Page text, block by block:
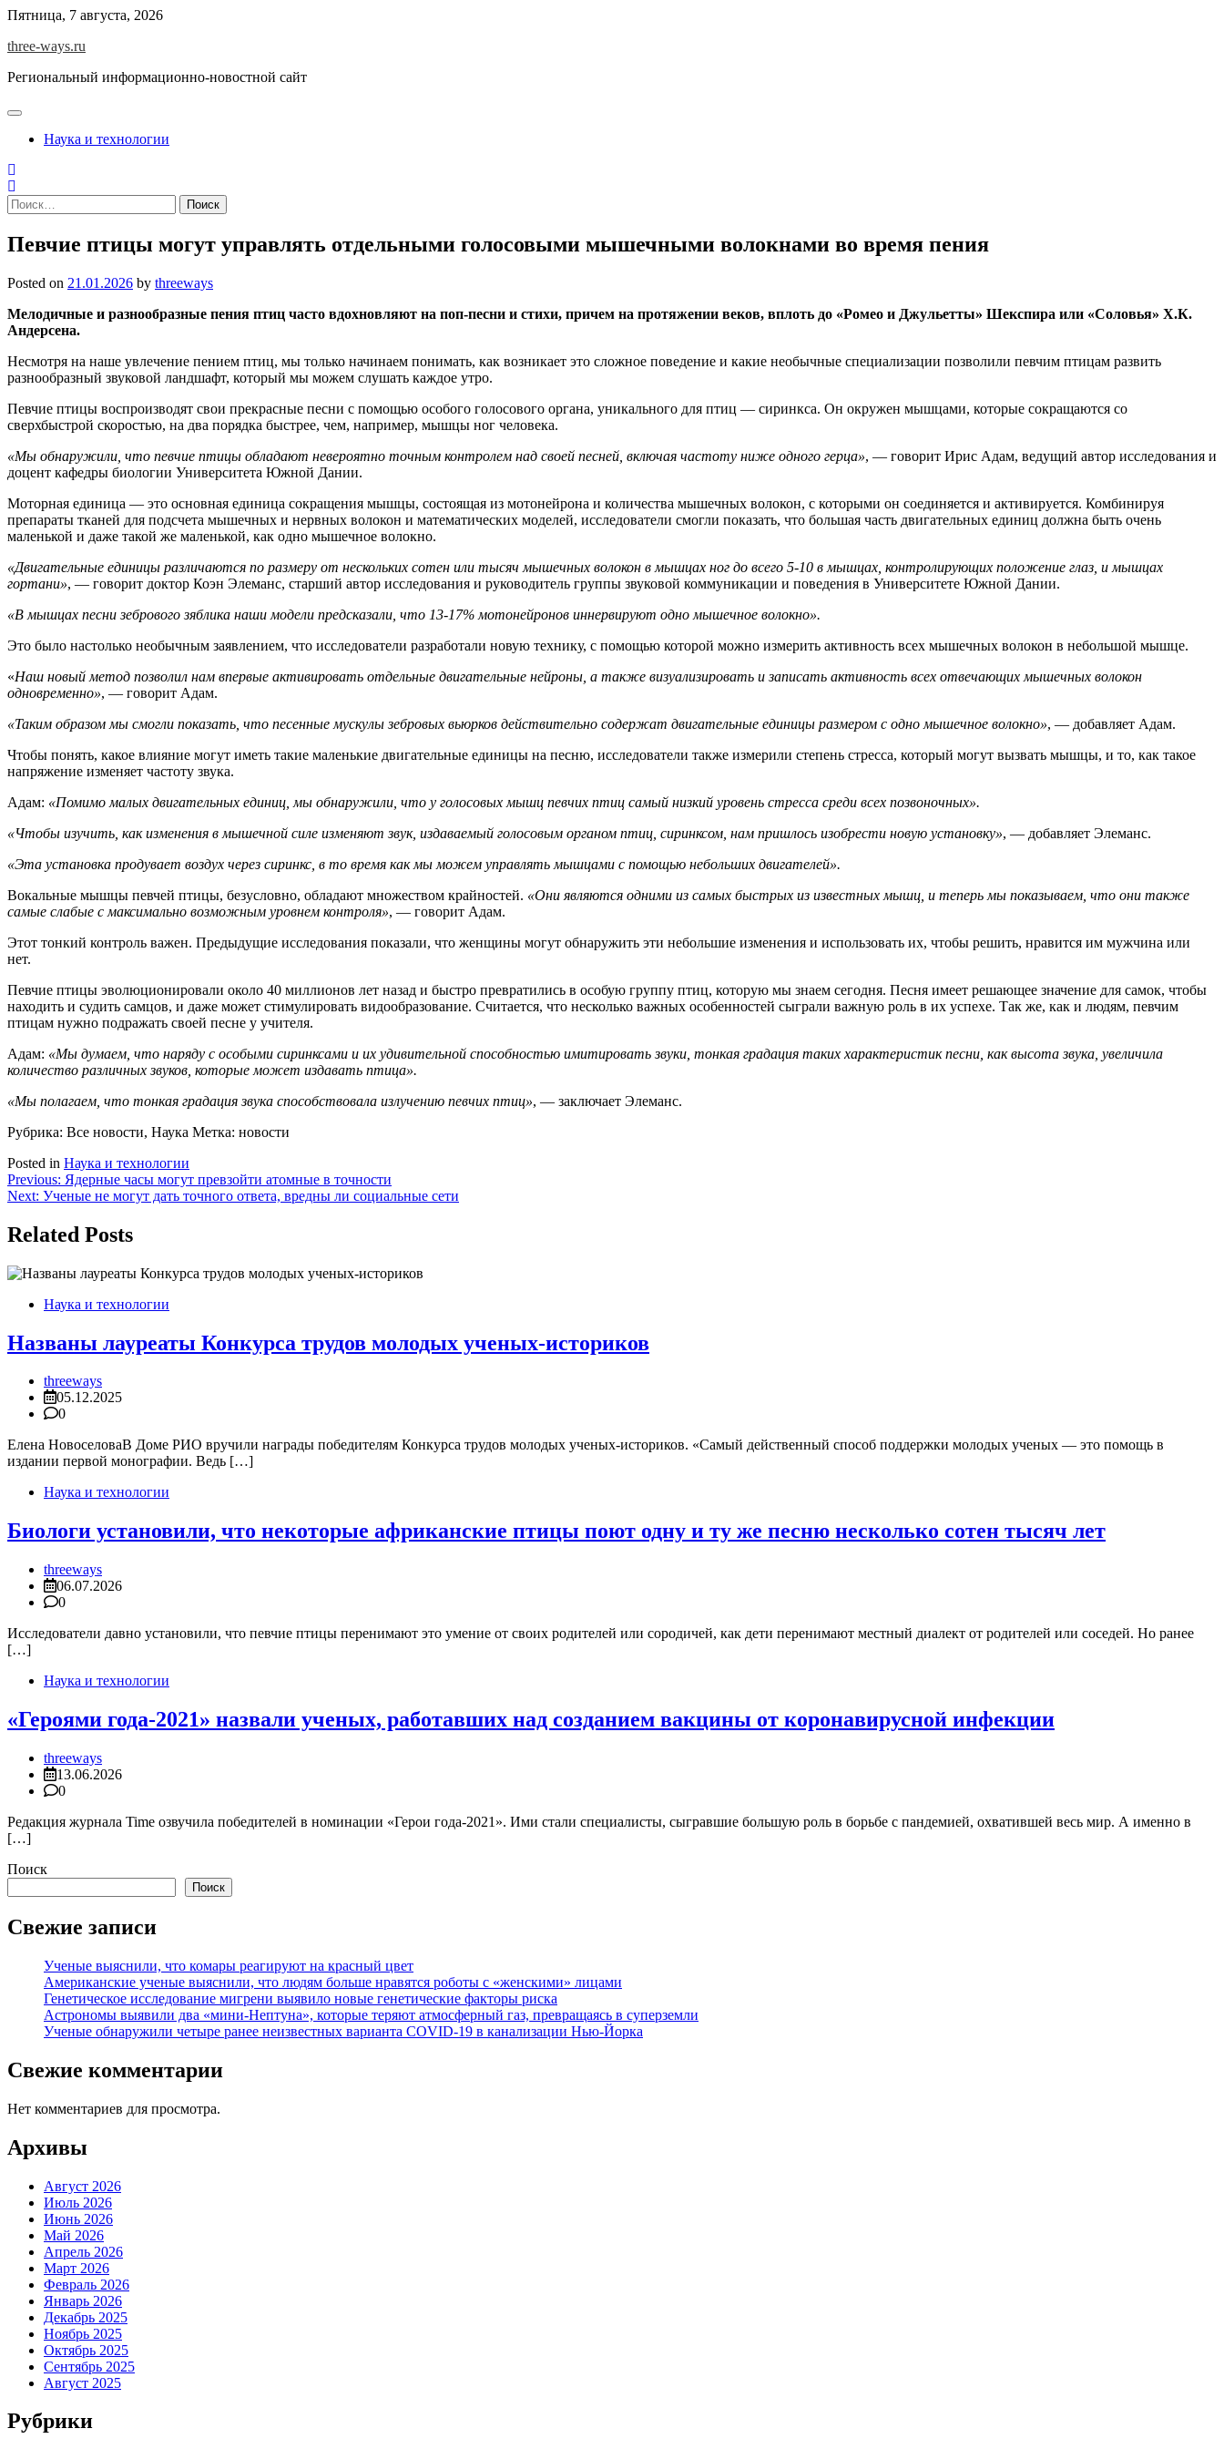
Skip
content
Пятница, 7 августа, 2026
three-ways.ru
Региональный информационно-новостной сайт
Наука и технологии
Найти:
Певчие птицы могут управлять отдельными голосовыми мышечными волокнами во время пения
Posted on 21.01.2026 by threeways
Мелодичные и разнообразные пения птиц часто вдохновляют на поп-песни и стихи, причем на протяжении веков, вплоть до «Ромео и Джульетты» Шекспира или «Соловья» Х.К.
Андерсена.
Несмотря на наше увлечение пением птиц, мы только начинаем понимать, как возникает это сложное поведение и какие необычные специализации позволили певчим птицам развить
разнообразный звуковой ландшафт, который мы можем слушать каждое утро.
Певчие птицы воспроизводят свои прекрасные песни с помощью особого голосового органа, уникального для птиц — сиринкса. Он окружен мышцами, которые сокращаются со
сверхбыстрой скоростью, на два порядка быстрее, чем, например, мышцы ног человека.
«Мы обнаружили, что певчие птицы обладают невероятно точным контролем над своей песней, включая частоту ниже одного герца», — говорит Ирис Адам, ведущий автор исследования и
доцент кафедры биологии Университета Южной Дании.
Моторная единица — это основная единица сокращения мышцы, состоящая из мотонейрона и количества мышечных волокон, с которыми он соединяется и активируется. Комбинируя
препараты тканей для подсчета мышечных и нервных волокон и математических моделей, исследователи смогли показать, что большая часть двигательных единиц должна быть очень
маленькой и даже такой же маленькой, как одно мышечное волокно.
«Двигательные единицы различаются по размеру от нескольких сотен или тысяч мышечных волокон в мышцах ног до всего 5-10 в мышцах, контролирующих положение глаз, и мышцах
гортани», — говорит доктор Коэн Элеманс, старший автор исследования и руководитель группы звуковой коммуникации и поведения в Университете Южной Дании.
«В мышцах песни зебрового зяблика наши модели предсказали, что 13-17% мотонейронов иннервируют одно мышечное волокно».
Это было настолько необычным заявлением, что исследователи разработали новую технику, с помощью которой можно измерить активность всех мышечных волокон в небольшой мышце.
«Наш новый метод позволил нам впервые активировать отдельные двигательные нейроны, а также визуализировать и записать активность всех отвечающих мышечных волокон
одновременно», — говорит Адам.
«Таким образом мы смогли показать, что песенные мускулы зебровых вьюрков действительно содержат двигательные единицы размером с одно мышечное волокно», — добавляет Адам.
Чтобы понять, какое влияние могут иметь такие маленькие двигательные единицы на песню, исследователи также измерили степень стресса, который могут вызвать мышцы, и то, как такое
напряжение изменяет частоту звука.
Адам: «Помимо малых двигательных единиц, мы обнаружили, что у голосовых мышц певчих птиц самый низкий уровень стресса среди всех позвоночных».
«Чтобы изучить, как изменения в мышечной силе изменяют звук, издаваемый голосовым органом птиц, сиринксом, нам пришлось изобрести новую установку», — добавляет Элеманс.
«Эта установка продувает воздух через сиринкс, в то время как мы можем управлять мышцами с помощью небольших двигателей».
Вокальные мышцы певчей птицы, безусловно, обладают множеством крайностей. «Они являются одними из самых быстрых из известных мышц, и теперь мы показываем, что они также
самые слабые с максимально возможным уровнем контроля», — говорит Адам.
Этот тонкий контроль важен. Предыдущие исследования показали, что женщины могут обнаружить эти небольшие изменения и использовать их, чтобы решить, нравится им мужчина или
нет.
Певчие птицы эволюционировали около 40 миллионов лет назад и быстро превратились в особую группу птиц, которую мы знаем сегодня. Песня имеет решающее значение для самок, чтобы
находить и судить самцов, и даже может стимулировать видообразование. Считается, что несколько важных особенностей сыграли важную роль в их успехе. Так же, как и людям, певчим
птицам нужно подражать своей песне у учителя.
Адам: «Мы думаем, что наряду с особыми сиринксами и их удивительной способностью имитировать звуки, тонкая градация таких характеристик песни, как высота звука, увеличила
количество различных звуков, которые может издавать птица».
«Мы полагаем, что тонкая градация звука способствовала излучению певчих птиц», — заключает Элеманс.
Рубрика: Все новости, Наука Метка: новости
Posted in Наука и технологии
Навигация
по
записям
Previous: Ядерные часы могут превзойти атомные в точности
Next: Ученые не могут дать точного ответа, вредны ли социальные сети
Related Posts
Наука и технологии
Названы лауреаты Конкурса трудов молодых ученых-историков
threeways
05.12.2025
0
Елена НовоселоваВ Доме РИО вручили награды победителям Конкурса трудов молодых ученых-историков. «Самый действенный способ поддержки молодых ученых — это помощь в
издании первой монографии. Ведь […]
Наука и технологии
Биологи установили, что некоторые африканские птицы поют одну и ту же песню несколько сотен тысяч лет
threeways
06.07.2026
0
Исследователи давно установили, что певчие птицы перенимают это умение от своих родителей или сородичей, как дети перенимают местный диалект от родителей или соседей. Но ранее
[…]
Наука и технологии
«Героями года-2021» назвали ученых, работавших над созданием вакцины от коронавирусной инфекции
threeways
13.06.2026
0
Редакция журнала Time озвучила победителей в номинации «Герои года-2021». Ими стали специалисты, сыгравшие большую роль в борьбе с пандемией, охватившей весь мир. А именно в
[…]
Поиск
Поиск
Свежие записи
Ученые выяснили, что комары реагируют на красный цвет
Американские ученые выяснили, что людям больше нравятся роботы с «женскими» лицами
Генетическое исследование мигрени выявило новые генетические факторы риска
Астрономы выявили два «мини-Нептуна», которые теряют атмосферный газ, превращаясь в суперземли
Ученые обнаружили четыре ранее неизвестных варианта COVID-19 в канализации Нью-Йорка
Свежие комментарии
Нет комментариев для просмотра.
Архивы
Август 2026
Июль 2026
Июнь 2026
Май 2026
Апрель 2026
Март 2026
Февраль 2026
Январь 2026
Декабрь 2025
Ноябрь 2025
Октябрь 2025
Сентябрь 2025
Август 2025
Рубрики